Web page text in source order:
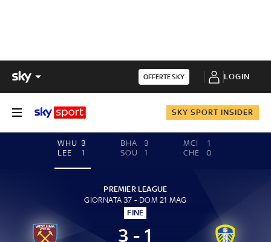
OFFERTE SKY LOGIN
SKY SPORT INSIDER
WHU 3
LEE
1
BHA
3
SOU
1
MCI
1
CHE
0
PREMIER LEAGUE
GIORNATA 37 - DOM 21 MAG
FINE
3 - 1